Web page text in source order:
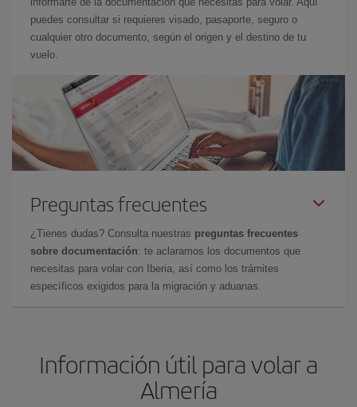
puedes consultar si requieres visado, pasaporte, seguro o
cualquier otro documento, según el origen y el destino de tu
vuelo.
Preguntas frecuentes
¿Tienes dudas? Consulta nuestras preguntas frecuentes
sobre documentación: te aclaramos los documentos que
necesitas para volar con Iberia, así como los trámites
específicos exigidos para la migración y aduanas.
Información útil para volar a
Almería